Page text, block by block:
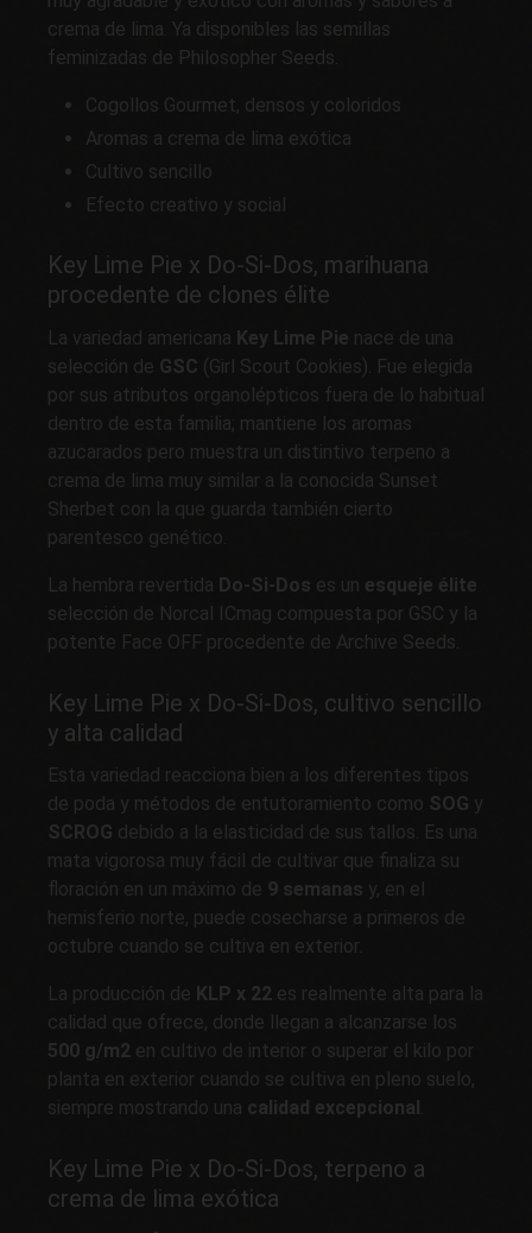
crema de lima. Ya disponibles las semillas
feminizadas de Philosopher Seeds.
Cogollos Gourmet, densos y coloridos
Aromas a crema de lima exótica
Cultivo sencillo
Efecto creativo y social
Key Lime Pie x Do-Si-Dos, marihuana
procedente de clones élite
La variedad americana Key Lime Pie nace de una
selección de GSC (Girl Scout Cookies). Fue elegida
por sus atributos organolépticos fuera de lo habitual
dentro de esta familia; mantiene los aromas
azucarados pero muestra un distintivo terpeno a
crema de lima muy similar a la conocida Sunset
Sherbet con la que guarda también cierto
parentesco genético.
La hembra revertida Do-Si-Dos es un esqueje élite
selección de Norcal ICmag compuesta por GSC y la
potente Face OFF procedente de Archive Seeds.
Key Lime Pie x Do-Si-Dos, cultivo sencillo
y alta calidad
Esta variedad reacciona bien a los diferentes tipos
de poda y métodos de entutoramiento como SOG y
SCROG debido a la elasticidad de sus tallos. Es una
mata vigorosa muy fácil de cultivar que finaliza su
floración en un máximo de 9 semanas y, en el
hemisferio norte, puede cosecharse a primeros de
octubre cuando se cultiva en exterior.
La producción de KLP x 22 es realmente alta para la
calidad que ofrece, donde llegan a alcanzarse los
500 g/m2 en cultivo de interior o superar el kilo por
planta en exterior cuando se cultiva en pleno suelo,
siempre mostrando una calidad excepcional.
Key Lime Pie x Do-Si-Dos, terpeno a
crema de lima exótica